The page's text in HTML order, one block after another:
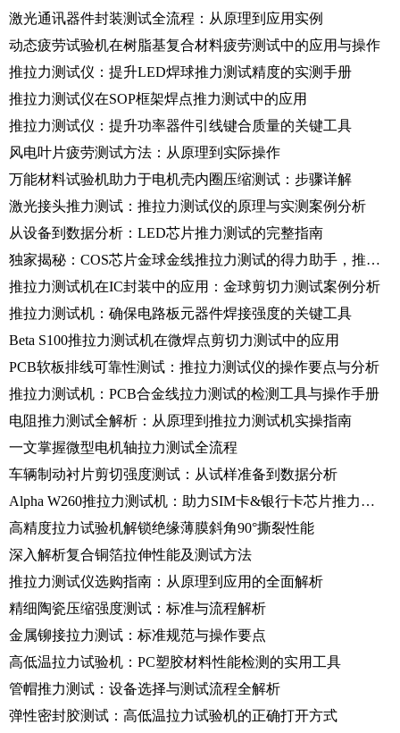
激光通讯器件封装测试全流程：从原理到应用实例
动态疲劳试验机在树脂基复合材料疲劳测试中的应用与操作
推拉力测试仪：提升LED焊球推力测试精度的实测手册
推拉力测试仪在SOP框架焊点推力测试中的应用
推拉力测试仪：提升功率器件引线键合质量的关键工具
风电叶片疲劳测试方法：从原理到实际操作
万能材料试验机助力于电机壳内圈压缩测试：步骤详解
激光接头推力测试：推拉力测试仪的原理与实测案例分析
从设备到数据分析：LED芯片推力测试的完整指南
独家揭秘：COS芯片金球金线推拉力测试的得力助手，推拉力测试仪
推拉力测试机在IC封装中的应用：金球剪切力测试案例分析
推拉力测试机：确保电路板元器件焊接强度的关键工具
Beta S100推拉力测试机在微焊点剪切力测试中的应用
PCB软板排线可靠性测试：推拉力测试仪的操作要点与分析
推拉力测试机：PCB合金线拉力测试的检测工具与操作手册
电阻推力测试全解析：从原理到推拉力测试机实操指南
一文掌握微型电机轴拉力测试全流程
车辆制动衬片剪切强度测试：从试样准备到数据分析
Alpha W260推拉力测试机：助力SIM卡&银行卡芯片推力测试
高精度拉力试验机解锁绝缘薄膜斜角90°撕裂性能
深入解析复合铜箔拉伸性能及测试方法
推拉力测试仪选购指南：从原理到应用的全面解析
精细陶瓷压缩强度测试：标准与流程解析
金属铆接拉力测试：标准规范与操作要点
高低温拉力试验机：PC塑胶材料性能检测的实用工具
管帽推力测试：设备选择与测试流程全解析
弹性密封胶测试：高低温拉力试验机的正确打开方式